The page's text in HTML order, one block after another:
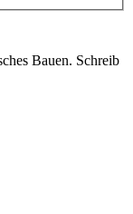
Bauen. Schreib